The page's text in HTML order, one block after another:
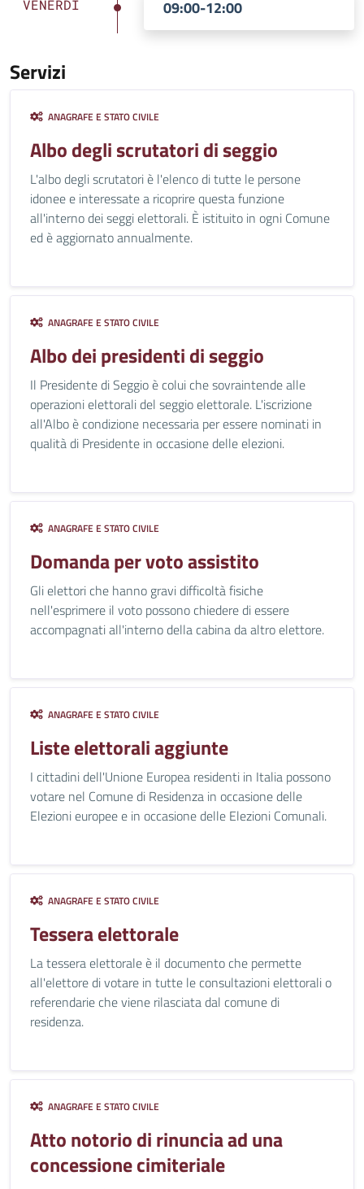
VENERDÌ 09:00-12:00
Servizi
ANAGRAFE E STATO CIVILE
Albo degli scrutatori di seggio
L'albo degli scrutatori è l'elenco di tutte le persone
idonee e interessate a ricoprire questa funzione
all'interno dei seggi elettorali. È istituito in ogni Comune
ed è aggiornato annualmente.
ANAGRAFE E STATO CIVILE
Albo dei presidenti di seggio
Il Presidente di Seggio è colui che sovraintende alle
operazioni elettorali del seggio elettorale. L'iscrizione
all'Albo è condizione necessaria per essere nominati in
qualità di Presidente in occasione delle elezioni.
ANAGRAFE E STATO CIVILE
Domanda per voto assistito
Gli elettori che hanno gravi difficoltà fisiche
nell'esprimere il voto possono chiedere di essere
accompagnati all'interno della cabina da altro elettore.
ANAGRAFE E STATO CIVILE
Liste elettorali aggiunte
I cittadini dell'Unione Europea residenti in Italia possono
votare nel Comune di Residenza in occasione delle
Elezioni europee e in occasione delle Elezioni Comunali.
ANAGRAFE E STATO CIVILE
Tessera elettorale
La tessera elettorale è il documento che permette
all'elettore di votare in tutte le consultazioni elettorali o
referendarie che viene rilasciata dal comune di
residenza.
ANAGRAFE E STATO CIVILE
Atto notorio di rinuncia ad una
concessione cimiteriale